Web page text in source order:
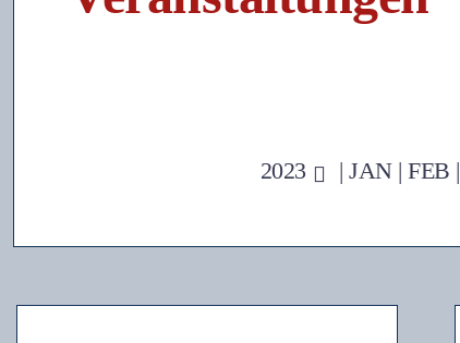
2023 | JAN| FEB |